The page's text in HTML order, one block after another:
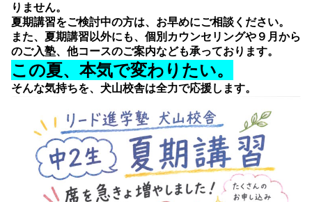
りません。
夏期講習をご検討中の方は、お早めにご相談ください。
また、夏期講習以外にも、個別カウンセリングや９月から
のご入塾、他コースのご案内なども承っております。
この夏、本気で変わりたい。
そんな気持ちを、犬山校舎は全力で応援します。